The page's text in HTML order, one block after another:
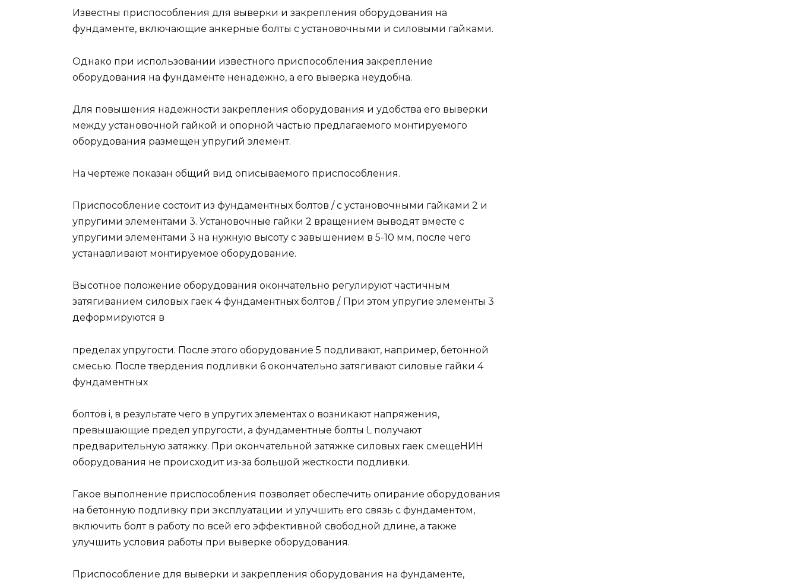
Известны приспособления для выверки и закрепления оборудования на
фундаменте, включающие анкерные болты с установочными и силовыми гайками.
Однако при использовании известного приспособления закрепление
оборудования на фундаменте ненадежно, а его выверка неудобна.
Для повышения надежности закрепления оборудования и удобства его выверки
между установочной гайкой и опорной частью предлагаемого монтируемого
оборудования размещен упругий элемент.
На чертеже показан общий вид описываемого приспособления.
Приспособление состоит из фундаментных болтов / с установочными гайками 2 и
упругими элементами 3. Установочные гайки 2 вращением выводят вместе с
упругими элементами 3 на нужную высоту с завышением в 5-10 мм, после чего
устанавливают монтируемое оборудование.
Высотное положение оборудования окончательно регулируют частичным
затягиванием силовых гаек 4 фундаментных болтов /. При этом упругие элементы 3
деформируются в
пределах упругости. После этого оборудование 5 подливают, например, бетонной
смесью. После твердения подливки 6 окончательно затягивают силовые гайки 4
фундаментных
болтов i, в результате чего в упругих элементах о возникают напряжения,
превышающие предел упругости, а фундаментные болты L получают
предварительную затяжку. При окончательной затяжке силовых гаек смещеНИН
оборудования не происходит из-за большой жесткости подливки.
Гакое выполнение приспособления позволяет обеспечить опирание оборудования
на бетонную подливку при эксплуатации и улучшить его связь с фундаментом,
включить болт в работу по всей его эффективной свободной длине, а также
улучшить условия работы при выверке оборудования.
Приспособление для выверки и закрепления оборудования на фундаменте,